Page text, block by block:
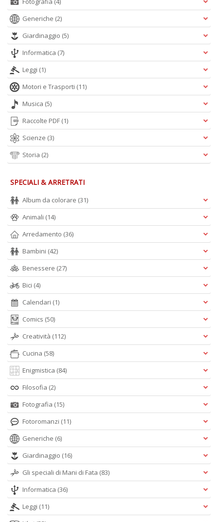
Generiche (2)
Giardinaggio (5)
Informatica (7)
Leggi (1)
Motori e Trasporti (11)
Musica (5)
Raccolte PDF (1)
Scienze (3)
Storia (2)
SPECIALI & ARRETRATI
Album da colorare (31)
Animali (14)
Arredamento (36)
Bambini (42)
Benessere (27)
Bici (4)
Calendari (1)
Comics (50)
Creatività (112)
Cucina (58)
Enigmistica (84)
Filosofia (2)
Fotografia (15)
Fotoromanzi (11)
Generiche (6)
Giardinaggio (16)
Gli speciali di Mani di Fata (83)
Informatica (36)
Leggi (11)